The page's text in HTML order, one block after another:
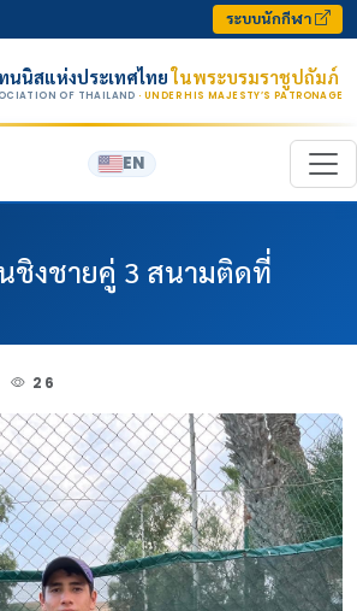
ระบบนักกีฬา
นนิสแห่งประเทศไทยในพระบรมราชูปถัมภ์
OF THAILAND · UNDER HIS MAJESTY’S PATRONAGE
EN
ชิงชายคู่ 3 สนามติดที่
26